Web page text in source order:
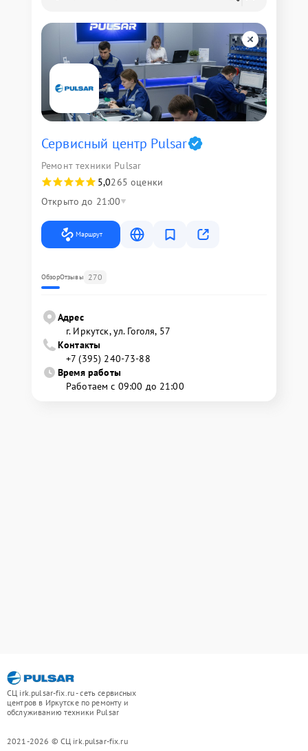
Сервисный центр Pulsar
Ремонт техники Pulsar
5,0265 оценки
Открыто до 21:00
Маршрут
ОбзорОтзывы 270
Адрес
г. Иркутск, ул. ​Гоголя, 57
Контакты
+7 (395) 240-73-88
Время работы
Работаем с 09:00 до 21:00
СЦ irk.pulsar-fix.ru - сеть сервисных
центров в Иркутске по ремонту и
обслуживанию техники Pulsar
2021-2026 © СЦ irk.pulsar-fix.ru